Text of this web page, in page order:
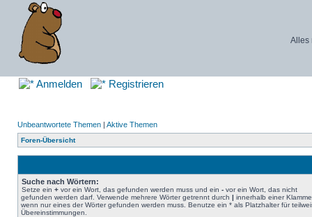
Alles
Anmelden Registrieren
Unbeantwortete Themen | Aktive Themen
Foren-Übersicht
Suche nach Wörtern:
Setze ein + vor ein Wort, das gefunden werden muss und ein - vor ein Wort, das nicht
gefunden werden darf. Verwende mehrere Wörter getrennt durch | innerhalb einer
wenn nur eines der Wörter gefunden werden muss. Benutze ein * als Platzhalter für
Übereinstimmungen.